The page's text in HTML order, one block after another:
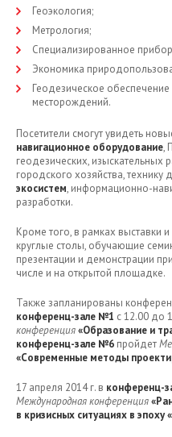
Геоэкология;
Метрология;
Специализированное
Экономика
Геодезическое
месторождений.
Посетители смогут увидеть
навигационное оборудование,
геодезических, изыскательных
городского хозяйства,
экосистем, информационно-
разработки.
Кроме того, в рамках выставки
круглые столы, обучающие
презентации и демонстрации
числе и на открытой площадке.
Также запланированы
конференц-зале №1 с 12.00 до
конференция«Образование и
конференц-зале №6 пройдет
«Современные методы
17 апреля 2014 г. в конференц-
Международная конференция
в кризисных ситуациях в